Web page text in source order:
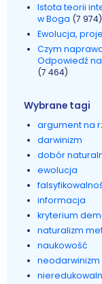
Istota teorii
w Boga (7 974)
Ewolucja,
Czym
Odpowiedź
(7 464)
Wybrane tagi
argument na
darwinizm
dobór
ewolucja
informacja
kryterium
naturalizm
naukowość
neodarwinizm